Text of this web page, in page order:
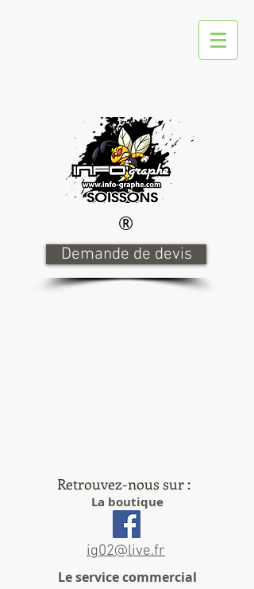
®
Demande de devis
Retrouvez-nous sur :
La boutique
ig02@live.fr
Le service commercial